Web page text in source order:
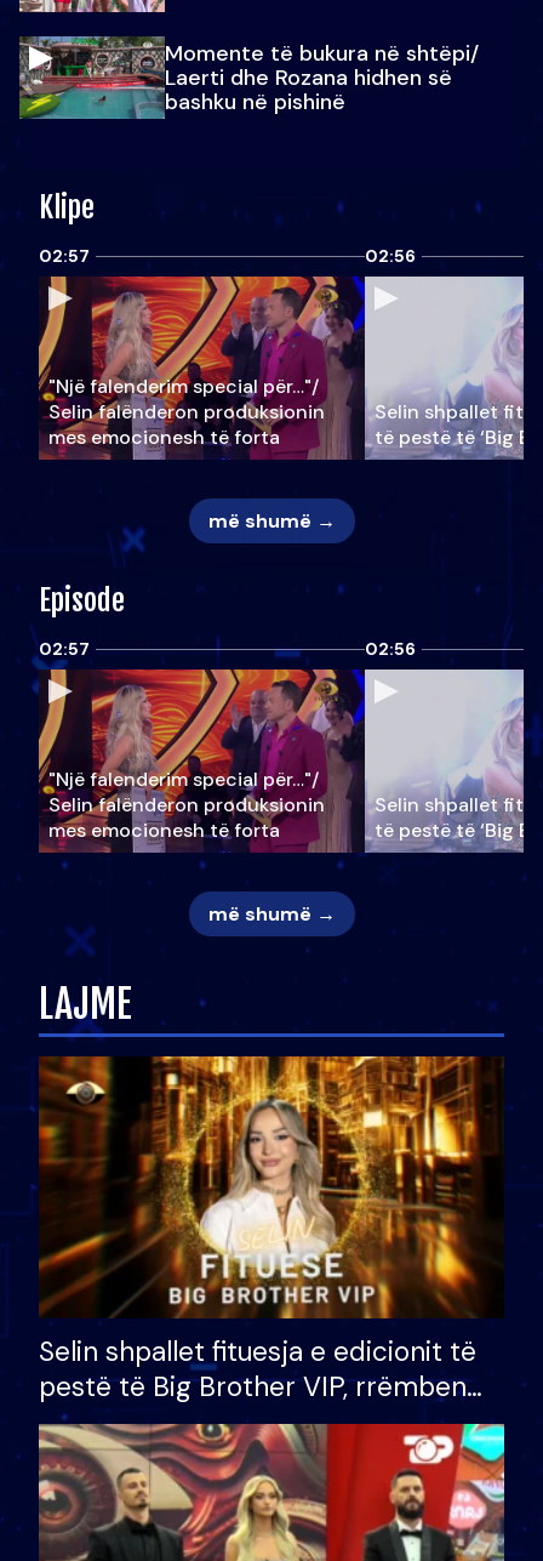
Momente të bukura në shtëpi/
Laerti dhe Rozana hidhen së
bashku në pishinë
Klipe
02:57
"Një falenderim special për…"/
Selin falënderon produksionin
mes emocionesh të forta
02:56
Selin shpallet
të pestë të ‘Big
më shumë →
Episode
02:57
"Një falenderim special për…"/
Selin falënderon produksionin
mes emocionesh të forta
02:56
Selin shpallet
të pestë të ‘Big
më shumë →
LAJME
Selin shpallet fituesja e edicionit të
pestë të Big Brother VIP, rrëmben
çmimin e madh prej 100 mijë eurosh